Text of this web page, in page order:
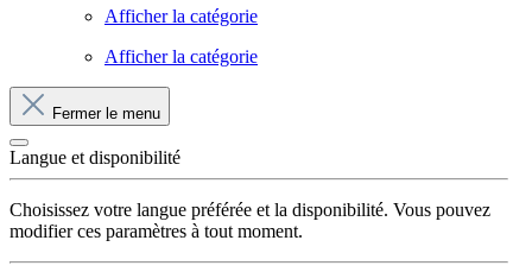
Afficher la catégorie
Afficher la catégorie
Fermer le menu
Langue et disponibilité
Choisissez votre langue préférée et la disponibilité. Vous pouvez
modifier ces paramètres à tout moment.